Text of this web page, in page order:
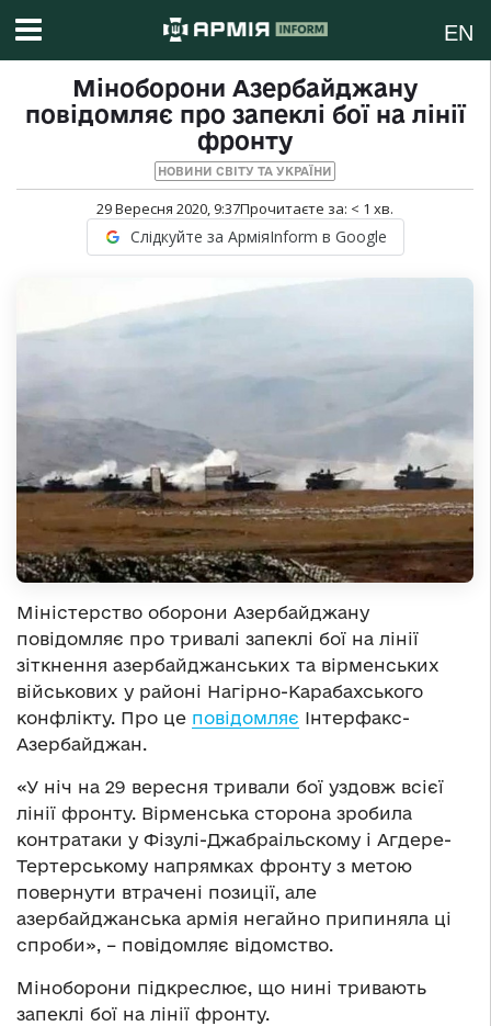
EN
Міноборони Азербайджану
повідомляє про запеклі бої на лінії
фронту
НОВИНИ СВІТУ ТА УКРАЇНИ
29 Вересня 2020, 9:37Прочитаєте за: < 1 хв.
Слідкуйте за АрміяInform в Google
Міністерство оборони Азербайджану
повідомляє про тривалі запеклі бої на лінії
зіткнення азербайджанських та вірменських
військових у районі Нагірно-Карабахського
конфлікту. Про це повідомляє Інтерфакс-
Азербайджан.
«У ніч на 29 вересня тривали бої уздовж всієї
лінії фронту. Вірменська сторона зробила
контратаки у Фізулі-Джабраільскому і Агдере-
Тертерському напрямках фронту з метою
повернути втрачені позиції, але
азербайджанська армія негайно припиняла ці
спроби», – повідомляє відомство.
Міноборони підкреслює, що нині тривають
запеклі бої на лінії фронту.